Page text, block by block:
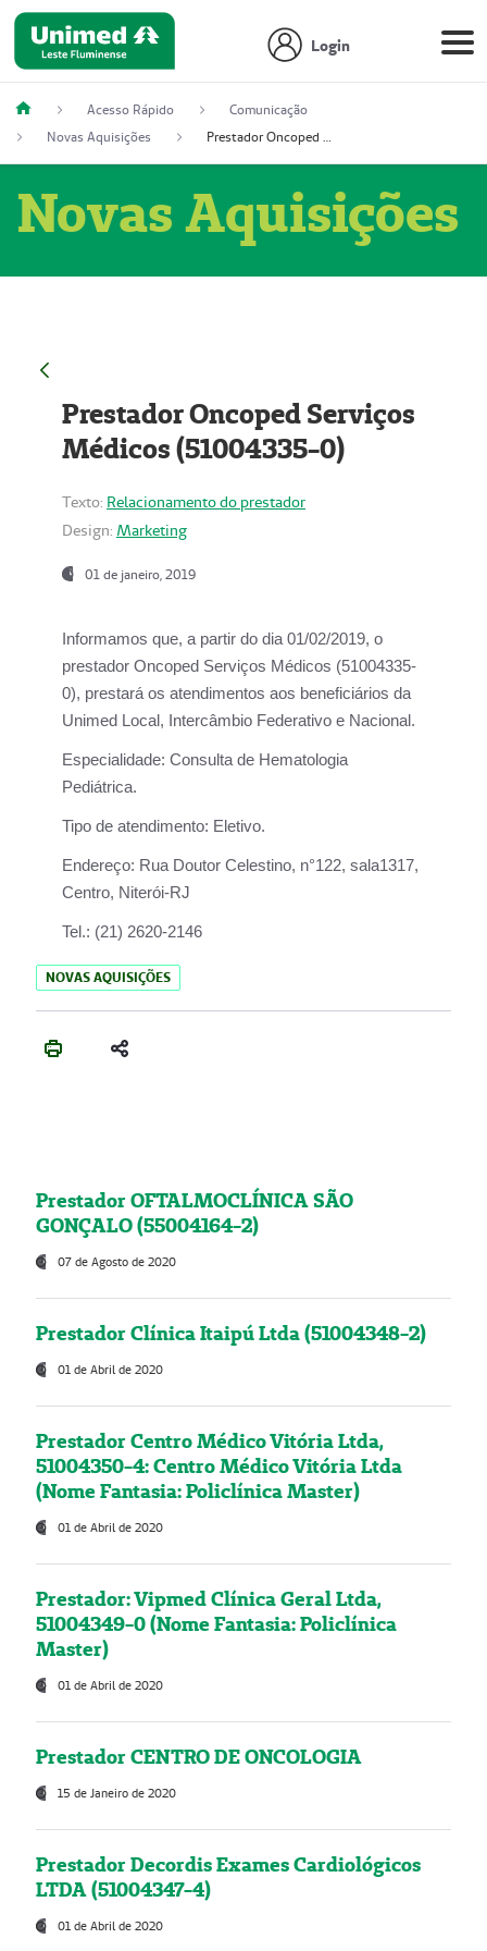
Login
Acesso Rápido
Comunicação
Novas Aquisições
Prestador Oncoped Serviços Médicos (51004335-0)
Novas Aquisições
Prestador Oncoped Serviços
Médicos (51004335-0)
Texto: Relacionamento do prestador
Design: Marketing
01 de janeiro, 2019
Informamos que, a partir do dia 01/02/2019, o
prestador Oncoped Serviços Médicos (51004335-
0), prestará os atendimentos aos beneficiários da
Unimed Local, Intercâmbio Federativo e Nacional.
Especialidade: Consulta de Hematologia
Pediátrica.
Tipo de atendimento: Eletivo.
Endereço: Rua Doutor Celestino, n°122, sala1317,
Centro, Niterói-RJ
Tel.: (21) 2620-2146
NOVAS AQUISIÇÕES
Prestador OFTALMOCLÍNICA SÃO
GONÇALO (55004164-2)
07 de Agosto de 2020
Prestador Clínica Itaipú Ltda (51004348-2)
01 de Abril de 2020
Prestador Centro Médico Vitória Ltda,
51004350-4: Centro Médico Vitória Ltda
(Nome Fantasia: Policlínica Master)
01 de Abril de 2020
Prestador: Vipmed Clínica Geral Ltda,
51004349-0 (Nome Fantasia: Policlínica
Master)
01 de Abril de 2020
Prestador CENTRO DE ONCOLOGIA
15 de Janeiro de 2020
Prestador Decordis Exames Cardiológicos
LTDA (51004347-4)
01 de Abril de 2020